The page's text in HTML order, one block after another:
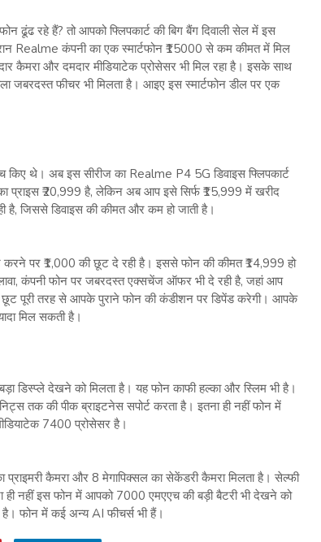
ढूंढ रहे हैं? तो आपको फ्लिपकार्ट की बिग बैंग दिवाली सेल में इस
Realme कंपनी का एक स्मार्टफोन ₹15000 से कम कीमत में मिल
कैमरा और दमदार मीडियाटेक प्रोसेसर भी मिल रहा है। इसके साथ
जबरदस्त फीचर भी मिलता है। आइए इस स्मार्टफोन डील पर एक
किए थे। अब इस सीरीज का Realme P4 5G डिवाइस फ्लिपकार्ट
प्राइस ₹20,999 है, लेकिन अब आप इसे सिर्फ ₹15,999 में खरीद
जिससे डिवाइस की कीमत और कम हो जाती है।
पर ₹1,000 की छूट दे रही है। इससे फोन की कीमत ₹14,999 हो
कंपनी फोन पर जबरदस्त एक्सचेंज ऑफर भी दे रही है, जहां आप
पूरी तरह से आपके पुराने फोन की कंडीशन पर डिपेंड करेगी। आपके
मिल सकती है।
डिस्प्ले देखने को मिलता है। यह फोन काफी हल्का और स्लिम भी है।
तक की पीक ब्राइटनेस सपोर्ट करता है। इतना ही नहीं फोन में
7400 प्रोसेसर है।
कैमरा और 8 मेगापिक्सल का सेकेंडरी कैमरा मिलता है। सेल्फी
ही नहीं इस फोन में आपको 7000 एमएएच की बड़ी बैटरी भी देखने को
है। फोन में कई अन्य AI फीचर्स भी हैं।